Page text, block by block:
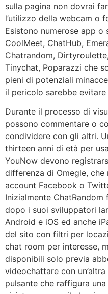
sulla pagina non dovrai
l’utilizzo della webcam o
Esistono numerose app o
CoolMeet, ChatHub,
Chatrandom,
Tinychat, Poparazzi che
pieni di potenziali
il pericolo sarebbe
Durante il processo di
possono commentare o
condividere con gli altri.
thirteen anni di età per
YouNow devono
differenza di Omegle,
account Facebook o
Inizialmente
dopo i suoi sviluppatori
Android e iOS ed anche
del sito con filtri per
chat room per interesse,
disponibili solo previa
videochattare con
pulsante che raffigura